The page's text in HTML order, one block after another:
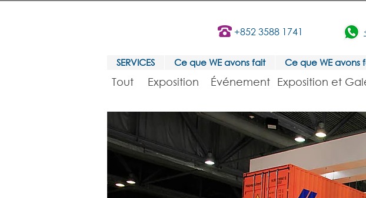
+852 3588 1741
SERVICES Ce que WE avons fait Ce que WE avons
Tout Exposition Événement Exposition et